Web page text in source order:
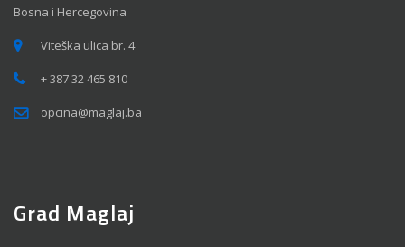
Bosna i Hercegovina
Viteška ulica br. 4
+ 387 32 465 810
opcina@maglaj.ba
Grad Maglaj